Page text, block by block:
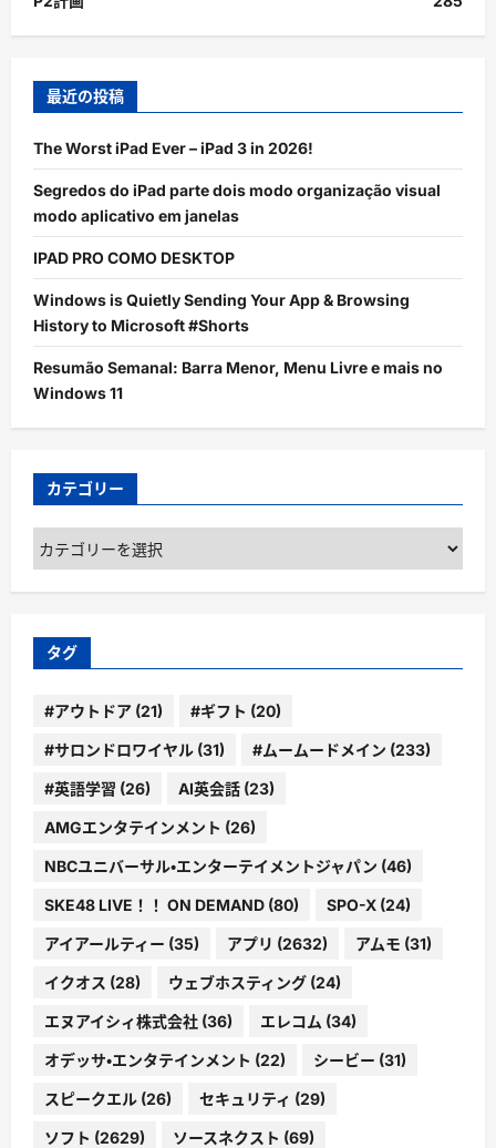
最近の投稿
The Worst iPad Ever – iPad 3 in 2026!
Segredos do iPad parte dois modo organização visual
modo aplicativo em janelas
IPAD PRO COMO DESKTOP
Windows is Quietly Sending Your App & Browsing
History to Microsoft #Shorts
Resumão Semanal: Barra Menor, Menu Livre e mais no
Windows 11
カテゴリー
カ
テ
ゴ
ー
タグ
#アウトドア (21) #ギフト (20)
#サロンドロワイヤル (31) #ムームードメイン (233)
#英語学習 (26) AI英会話 (23)
AMGエンタテインメント (26)
NBCユニバーサル・エンターテイメントジャパン (46)
SKE48 LIVE！！ ON DEMAND (80) SPO-X (24)
アイアールティー (35) アプリ (2632) アムモ (31)
イクオス (28) ウェブホスティング (24)
エヌアイシィ株式会社 (36) エレコム (34)
オデッサ・エンタテインメント (22) シービー (31)
スピークエル (26) セキュリティ (29)
ソフト (2629) ソースネクスト (69)